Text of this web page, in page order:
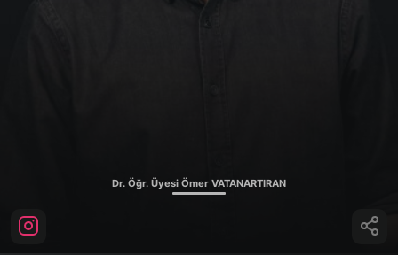
Dr. Öğr. Üyesi Ömer VATANARTIRAN